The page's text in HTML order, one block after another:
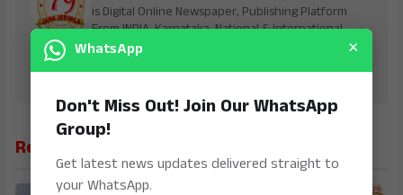
is Digital Online Newspaper, Publishing Platform
From INDIA. Karnataka, National & International,
Updates including Politics, Business, Crime,
Related News
WhatsApp ×
Don't Miss Out! Join Our WhatsApp
Group!
Get latest news updates delivered straight to
your WhatsApp.